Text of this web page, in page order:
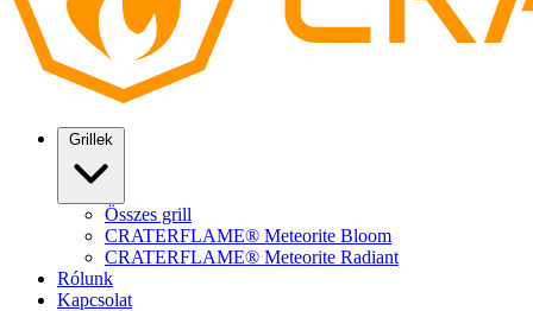
Összes grill
CRATERFLAME® Meteorite Bloom
CRATERFLAME® Meteorite Radiant
Rólunk
Kapcsolat